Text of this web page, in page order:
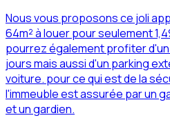
Nous vous proposons ce joli
64m² à louer pour seulement
pourrez également profiter
jours mais aussi d'un parking
voiture. pour ce qui est de la
l'immeuble est assurée par un
et un gardien.